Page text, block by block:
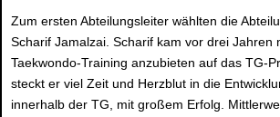
Zum ersten Abteilungsleiter wählten die
Scharif Jamalzai. Scharif kam vor drei Jahren
Taekwondo-Training anzubieten auf das TG-
steckt er viel Zeit und Herzblut in die
innerhalb der TG, mit großem Erfolg.